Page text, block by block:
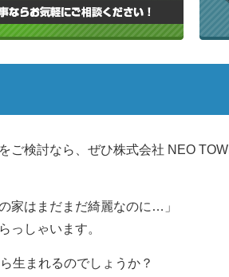
ご検討なら、ぜひ株式会社 NEO
家はまだまだ綺麗なのに…」
っしゃいます。
生まれるのでしょうか？